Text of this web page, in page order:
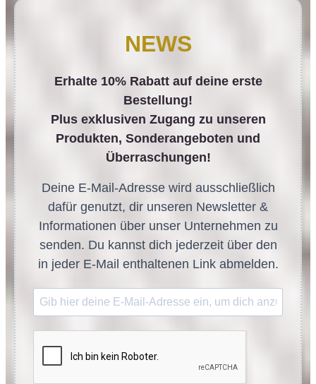
NEWS
Erhalte 10% Rabatt auf deine erste
Bestellung!
Plus exklusiven Zugang zu unseren
Produkten, Sonderangeboten und
Überraschungen!
Deine E-Mail-Adresse wird ausschließlich
dafür genutzt, dir unseren Newsletter &
Informationen über unser Unternehmen zu
senden. Du kannst dich jederzeit über den
in jeder E-Mail enthaltenen Link abmelden.